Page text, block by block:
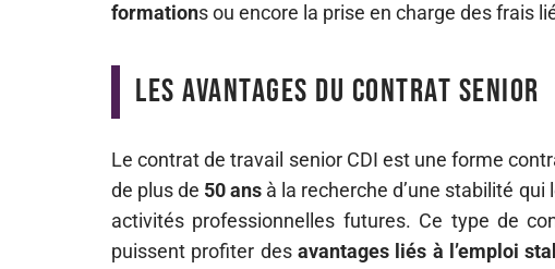
formations ou encore la prise en charge des frais
Les avantages du contrat senior
Le contrat de travail senior CDI est une forme
de plus de 50 ans à la recherche d’une stabilité
activités professionnelles futures. Ce type de
puissent profiter des avantages liés à l’emploi